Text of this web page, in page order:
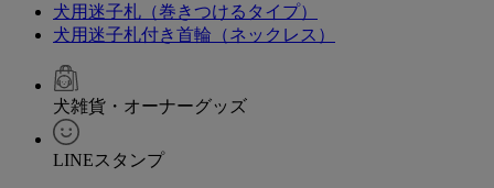
犬用迷子札（巻きつけるタイプ）
犬用迷子札付き首輪（ネックレス）
犬雑貨・オーナーグッズ
LINEスタンプ